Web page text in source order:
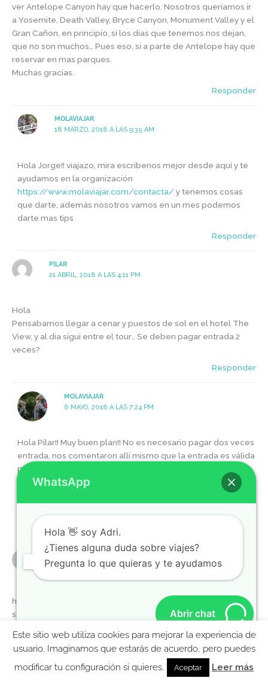
ver Antelope Canyon hay que hacerlo. Nosotros queríamos ir
a Yosemite, Death Valley, Bryce Canyon, Monument Valley y el
Gran Cañon, en principio, si los días que tenemos nos dejan,
que no son muchos… Pues eso, si a parte de Antelope hay que
reservar en mas parques.
Muchas gracias.
Responder
MOLAVIAJAR
18 MARZO, 2018 A LAS 9:35 AM
Hola Jorge!! viajazo, mira escribenos mejor desde aquí y te
ayudamos en la organización
https://www.molaviajar.com/contacta/ y tenemos cosas
que darte, además nosotros vamos en un mes podemos
darte mas tips
Responder
PILAR
21 ABRIL, 2018 A LAS 4:11 PM
Hola
Pensabamos llegar a cenar y puestos de sol en el hotel The
View, y al dia sigui entre el tour… Se deben pagar entrada 2
veces?
Responder
MOLAVIAJAR
8 MAYO, 2018 A LAS 7:24 PM
Hola Pilar!! Muy buen plan!! No es necesario pagar dos veces
entrada, nos comentaron allí mismo que la entrada es válida
para 4 días seguidos 😉 cualquier duda o consejo adicional
o si quieres recibir el mapa de Molaviajar de la costa oeste,
Responder
22 MAYO, 2018 A LAS 11:50 AM
hola a todos. Somos una famila con 3 niños (12,10 y 3 años) En
setiembre dispondremos de 3 días para hacer recorrer Gran
que ciudades nos recomiendan dormir de tal forma de no
perder mucho tiempo y economizar la estadía.
Otra duda, cual es el costo de las excursiones navajas por
Ebook gratis para preparar tu viaje a la Costa Oeste
Este sitio web utiliza cookies para mejorar la experiencia de
usuario. Imaginamos que estarás de acuerdo, pero puedes
modificar tu configuración si quieres.
Aceptar Leer más
WhatsApp
Hola 👋 soy Adri.
¿Tienes alguna duda sobre viajes?
Pregunta lo que quieras y te ayudamos
Abrir chat
MolaViajar